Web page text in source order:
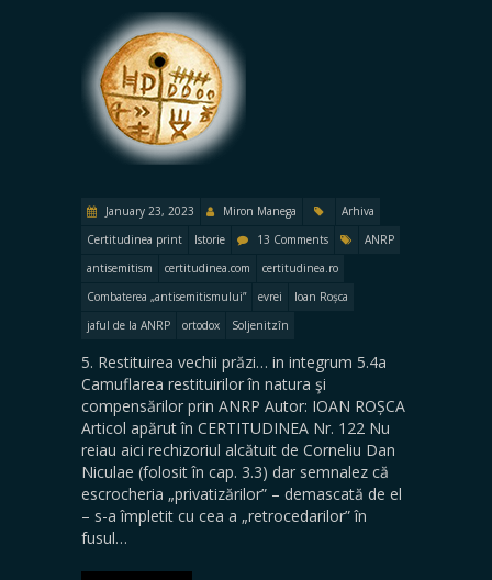
January 23, 2023 Miron Manega
Arhiva
Certitudinea print
Istorie 13 Comments
ANRP
antisemitism
certitudinea.com
certitudinea.ro
Combaterea „antisemitismului”
evrei
Ioan Roșca
jaful de la ANRP
ortodox Soljenitzîn
5. Restituirea vechii prăzi… in integrum 5.4a
Camuflarea restituirilor în natura şi
compensărilor prin ANRP Autor: IOAN ROȘCA
Articol apărut în CERTITUDINEA Nr. 122 Nu
reiau aici rechizoriul alcătuit de Corneliu Dan
Niculae (folosit în cap. 3.3) dar semnalez că
escrocheria „privatizărilor” – demascată de el
– s-a împletit cu cea a „retrocedarilor” în
fusul…